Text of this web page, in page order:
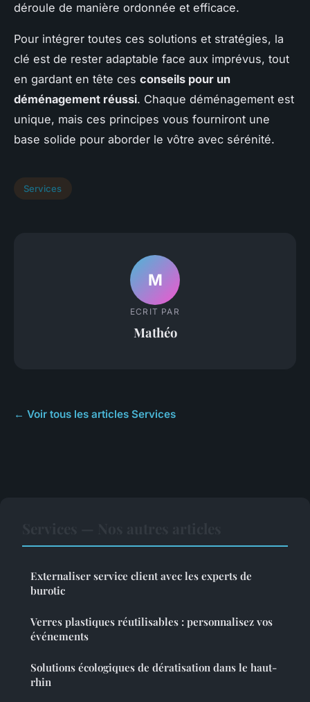
déroule de manière ordonnée et efficace.
Pour intégrer toutes ces solutions et stratégies, la
clé est de rester adaptable face aux imprévus, tout
en gardant en tête ces conseils pour un
déménagement réussi. Chaque déménagement est
unique, mais ces principes vous fourniront une
base solide pour aborder le vôtre avec sérénité.
Services
M
ECRIT PAR
Mathéo
← Voir tous les articles Services
Externaliser service client avec les experts de
burotic
Verres plastiques réutilisables : personnalisez vos
événements
Solutions écologiques de dératisation dans le haut-
rhin